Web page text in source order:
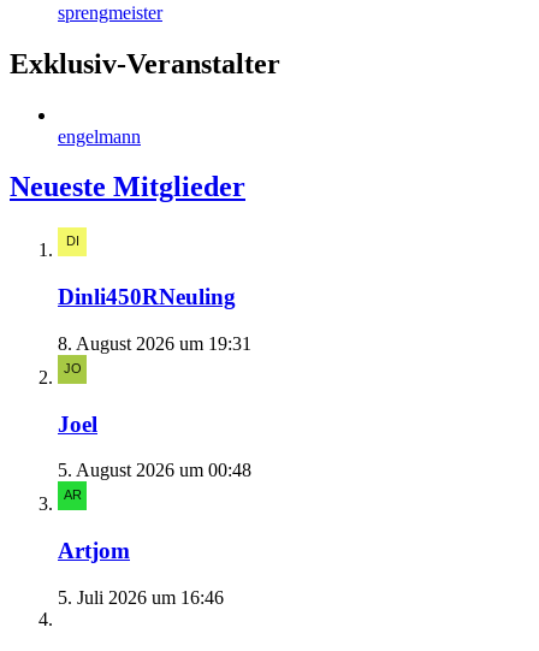
sprengmeister
Exklusiv-Veranstalter
engelmann
Neueste Mitglieder
Dinli450RNeuling
8. August 2026 um 19:31
Joel
5. August 2026 um 00:48
Artjom
5. Juli 2026 um 16:46